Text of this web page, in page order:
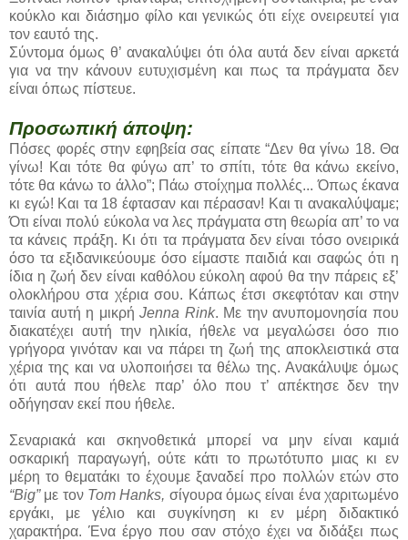
κούκλο και διάσημο φίλο και γενικώς ότι είχε ονειρευτεί για
τον εαυτό της.
Σύντομα όμως θ’ ανακαλύψει ότι όλα αυτά δεν είναι αρκετά
για να την κάνουν ευτυχισμένη και πως τα πράγματα δεν
είναι όπως πίστευε.
Προσωπική άποψη:
Πόσες φορές στην εφηβεία σας είπατε “Δεν θα γίνω 18. Θα
γίνω! Και τότε θα φύγω απ’ το σπίτι, τότε θα κάνω εκείνο,
τότε θα κάνω το άλλο”; Πάω στοίχημα πολλές... Όπως έκανα
κι εγώ! Και τα 18 έφτασαν και πέρασαν! Και τι ανακαλύψαμε;
Ότι είναι πολύ εύκολα να λες πράγματα στη θεωρία απ’ το να
τα κάνεις πράξη. Κι ότι τα πράγματα δεν είναι τόσο ονειρικά
όσο τα εξιδανικεύουμε όσο είμαστε παιδιά και σαφώς ότι η
ίδια η ζωή δεν είναι καθόλου εύκολη αφού θα την πάρεις εξ’
ολοκλήρου στα χέρια σου. Κάπως έτσι σκεφτόταν και στην
ταινία αυτή η μικρήJenna Rink. Με την ανυπομονησία που
διακατέχει αυτή την ηλικία, ήθελε να μεγαλώσει όσο πιο
γρήγορα γινόταν και να πάρει τη ζωή της αποκλειστικά στα
χέρια της και να υλοποιήσει τα θέλω της. Ανακάλυψε όμως
ότι αυτά που ήθελε παρ’ όλο που τ’ απέκτησε δεν την
οδήγησαν εκεί που ήθελε.
Σεναριακά και σκηνοθετικά μπορεί να μην είναι καμιά
οσκαρική παραγωγή, ούτε κάτι το πρωτότυπο μιας κι εν
μέρη το θεματάκι το έχουμε ξαναδεί προ πολλών ετών στο
“Big”με τον Tom Hanks, σίγουρα όμως είναι ένα χαριτωμένο
εργάκι, με γέλιο και συγκίνηση κι εν μέρη διδακτικό
χαρακτήρα. Ένα έργο που σαν στόχο έχει να διδάξει πως